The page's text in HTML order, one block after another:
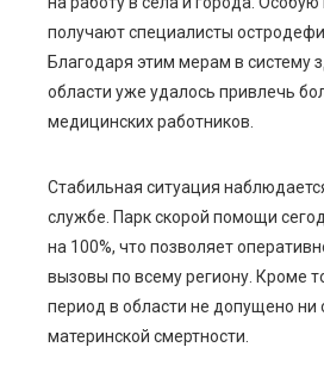
получают специалисты
Благодаря этим мерам в систему
области уже удалось привлечь
медицинских работников.
Стабильная ситуация
службе. Парк скорой помощи
на 100%, что позволяет
вызовы по всему региону. Кроме
период в области не допущено ни
материнской смертности.